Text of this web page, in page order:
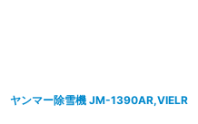
ヤンマー除雪機 JM-1390AR,VIELR